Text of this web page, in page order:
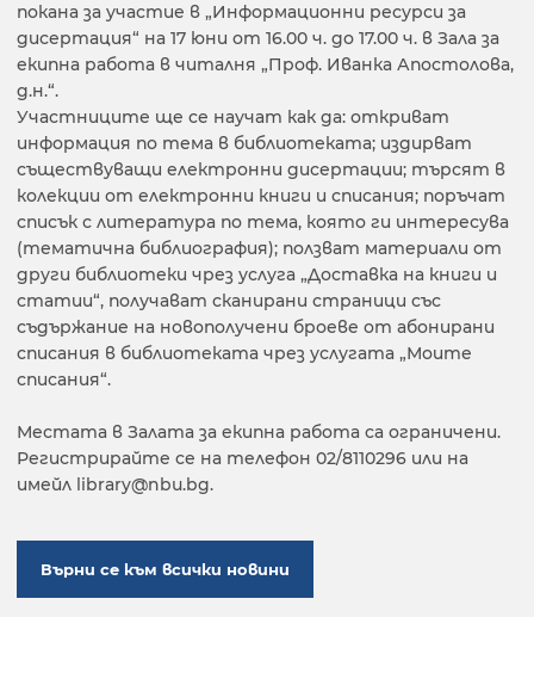
покана за участие в „Информационни ресурси за
дисертация“ на 17 юни от 16.00 ч. до 17.00 ч. в Зала за
екипна работа в читалня „Проф. Иванка Апостолова,
д.н.“.
Участниците ще се научат как да: откриват
информация по тема в библиотеката; издирват
съществуващи електронни дисертации; търсят в
колекции от електронни книги и списания; поръчат
списък с литература по тема, която ги интересува
(тематична библиография); ползват материали от
други библиотеки чрез услуга „Доставка на книги и
статии“, получават сканирани страници със
съдържание на новополучени броеве от абонирани
списания в библиотеката чрез услугата „Моите
списания“.
Местата в Залата за екипна работа са ограничени.
Регистрирайте се на телефон 02/8110296 или на
имейл library@nbu.bg.
Върни се към всички новини